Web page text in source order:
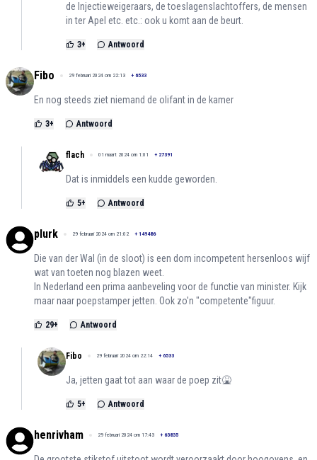
de Injectieweigeraars, de toeslagenslachtoffers, de mensen
in ter Apel etc. etc.: ook u komt aan de beurt.
3+ Antwoord
Fibo 29 februari 2024 om 22:13 + 6533
En nog steeds ziet niemand de olifant in de kamer
3+ Antwoord
flach 01 maart 2024 om 1:01 + 27391
Dat is inmiddels een kudde geworden.
5+ Antwoord
plurk 29 februari 2024 om 21:02 + 149486
Die van der Wal (in de sloot) is een dom incompetent hersenloos wijf
wat van toeten nog blazen weet.
In Nederland een prima aanbeveling voor de functie van minister. Kijk
maar naar poepstamper jetten. Ook zo'n "competente"figuur.
29+ Antwoord
Fibo 29 februari 2024 om 22:14 + 6533
Ja, jetten gaat tot aan waar de poep zit🤮
5+ Antwoord
henrivham 29 februari 2024 om 17:43 + 63835